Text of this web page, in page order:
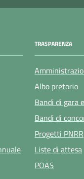
TRASPARENZA
Albo pretorio
Bandi di gara
Bandi di
Progetti PNRR
Liste di attesa
POAS